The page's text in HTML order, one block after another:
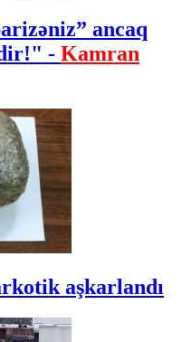
ancaq
- Kamran
aşkarlandı